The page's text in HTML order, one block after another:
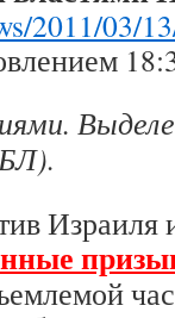
2011/03/
Израиля